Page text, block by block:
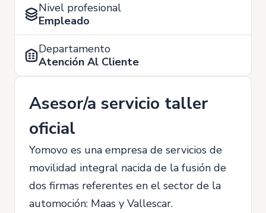
Nivel profesional
Empleado
Departamento
Atención Al Cliente
Asesor/a servicio taller
oficial
Yomovo es una empresa de servicios de
movilidad integral nacida de la fusión de
dos firmas referentes en el sector de la
automoción: Maas y Vallescar.